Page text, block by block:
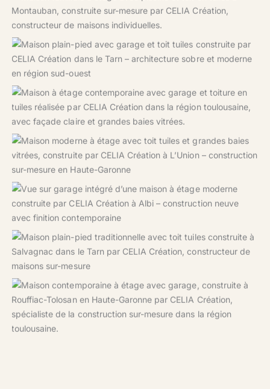
Maison familiale lumineuse à étage à Montauban avec
piscine et terrasse couverte, signée CELIA Création.
Une maison familiale et fonctionnelle imaginée par CELIA
Création au cœur du Tarn
Maison familiale à étage avec garage et architecture
contemporaine, conçue sur mesure par CELIA Création.
Maison contemporaine en cours de finition à L’Union, signée
Garage intégré dans une maison moderne à étage signée
CELIA Création, à Albi
Maison familiale de plain-pied construite à Salvagnac par
Maison contemporaine avec garage construite à Rouffiac-